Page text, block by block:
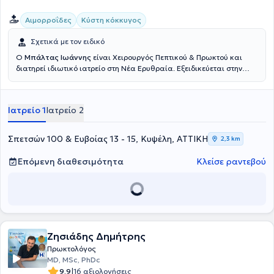
Αιμορροΐδες Κύστη κόκκυγος
Σχετικά με τον ειδικό
Ο Μπάλτας Ιωάννης είναι Χειρουργός Πεπτικού & Πρωκτού και
διατηρεί ιδιωτικό ιατρείο στη Νέα Ερυθραία. Εξειδικεύεται στην
καθώς και στην Ορθοπρωκτική Χειρουργική. Επιπλέον εξειδίκευση
πρωκτού, κύστη κόκκυγος). Διαθέτει πολυετή εμπειρία στην
αποτελεσματική και ασφαλή χειρουργική αντιμετώπιση της
παχυσαρκίας, της διαφραγματοκήλης, των παθήσεων του πεπτικού
συστήματος και των κηλών του κοιλιακού τοιχώματος. Τέλος,
παράλληλα με το ιδιωτικό του ιατρείο, συνεργάζεται με μεγάλες
ιδιωτικές κλινικές της Αττικής, όπως είναι το Μητέρα, το Ιατρικό
Ιατρείο 1Ιατρείο 2
Σπετσών 100 & Ευβοίας 13 - 15, Κυψέλη, ΑΤΤΙΚΗ 2,3 km
Επόμενη διαθεσιμότητα Κλείσε ραντεβού
Ζησιάδης Δημήτρης
Πρωκτολόγος
MD, MSc, PhDc
9.9|16 αξιολογήσεις